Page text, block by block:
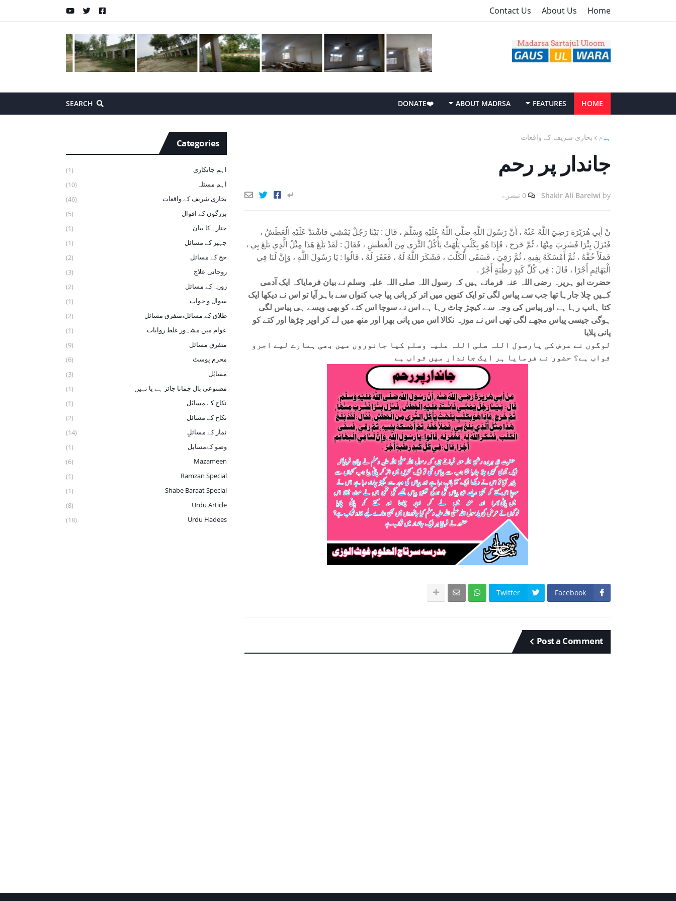
Home
About Us
Contact Us
HOME
FEATURES
ABOUT MADRSA
❤️DONATE
SEARCH
ہوم بخاری شریف ‏کے ‏واقعات
جاندار پر ‏رحم
by
Shakir Ali Barelwi 0 تبصرے
نْ أَبِي هُرَيْرَةَ رَضِيَ اللَّهُ عَنْهُ ، أَنَّ رَسُولَ اللَّهِ صَلَّى اللَّهُ عَلَيْهِ وَسَلَّمَ ، قَالَ : بَيْنَا رَجُلٌ يَمْشِي فَاشْتَدَّ عَلَيْهِ الْعَطَشُ ،
فَنَزَلَ بِئْرًا فَشَرِبَ مِنْهَا ، ثُمَّ خَرَجَ ، فَإِذَا هُوَ بِكَلْبٍ يَلْهَثُ يَأْكُلُ الثَّرَى مِنَ الْعَطَشِ ، فَقَالَ : لَقَدْ بَلَغَ هَذَا مِثْلُ الَّذِي بَلَغَ بِي ،
فَمَلَأَ خُفَّهُ ، ثُمَّ أَمْسَكَهُ بِفِيهِ ، ثُمَّ رَقِيَ ، فَسَقَى الْكَلْبَ ، فَشَكَرَ اللَّهُ لَهُ ، فَغَفَرَ لَهُ ، قَالُوا : يَا رَسُولَ اللَّهِ ، وَإِنَّ لَنَا فِي
الْبَهَائِمِ أَجْرًا ، قَالَ : فِي كُلِّ كَبِدٍ رَطْبَةٍ أَجْرٌ .
حضرت ابو ہریرہ رضی اللہ عنہ فرماتے ہیں کہ رسول اللہ صلی اللہ علیہ وسلم نے بیان فرمایاکہ ایک آدمی
کہیں چلا جارہا تھا جب سے پیاس لگی تو ایک کنویں میں اتر کر پانی پیا جب کنواں سے باہر آیا تو اس نے دیکھا ایک
کتا ہانپ رہا ہے اور پیاس کی وجہ سے کیچڑ چاٹ رہا ہے اس نے سوچا اس کتے کو بھی ویسے ہی پیاس لگی
ہوگی جیسی پیاس مجھے لگی تھی اس نے موزہ نکالا اس میں پانی بھرا اور منھ میں لے کر اوپر چڑھا اور کتے کو
پانی پلایا
لوگوں نے عرض کی یارسول اللہ صلی اللہ علیہ وسلم کیا جانوروں میں بھی ہمارے لیے اجرو
ثواب ہے؟ حضور نے فرمایا ہر ایک جاندار میں ثواب ہے
Facebook
Twitter
Post a Comment
Categories
اہم جانکاری
(1)
اہم مسئلہ
(10)
بخاری شریف ‏کے ‏واقعات
(46)
بزرگوں کے اقوال
(5)
جنازہ کا بیان
(1)
جہیز کے مسائل
(1)
حج کے مسائل
(2)
روحانی علاج
(3)
روزہ کے مسائل
(2)
سوال و جواب
(1)
طلاق کے مسائل،متفرق مسائل
(2)
عوام میں مشہور غلط روایات
(1)
متفرق مسائل
(9)
محرم پوسٹ
(6)
مسایٔل
(3)
مصنوعی بال جمانا جائز ہے یا نہیں
(1)
نکاح کے ‏مسایٔل
(1)
نکاح کے مسائل
(2)
نماز کے مسائلِ
(14)
وضو ‏کےمسایل
(1)
Mazameen
(6)
Ramzan Special
(1)
Shabe Baraat Special
(1)
Urdu Article
(8)
Urdu Hadees
(18)